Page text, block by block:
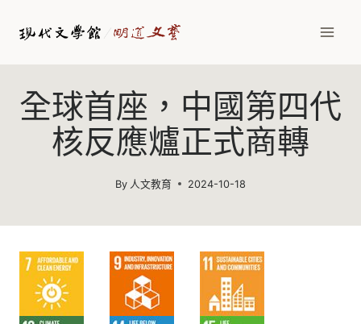
全球首座，中國第四代
核反應爐正式商轉
By 人文教育 2024-10-18